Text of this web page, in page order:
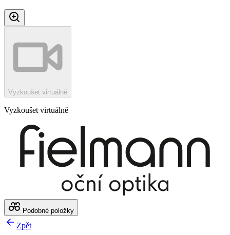
Vyzkoušet virtuálně
Vyzkoušet virtuálně
Podobné položky
Zpět